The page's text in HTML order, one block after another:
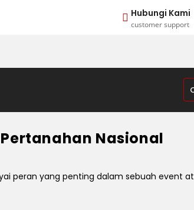
Hubungi Kami
customer support
Nasional
peran yang penting dalam sebuah event